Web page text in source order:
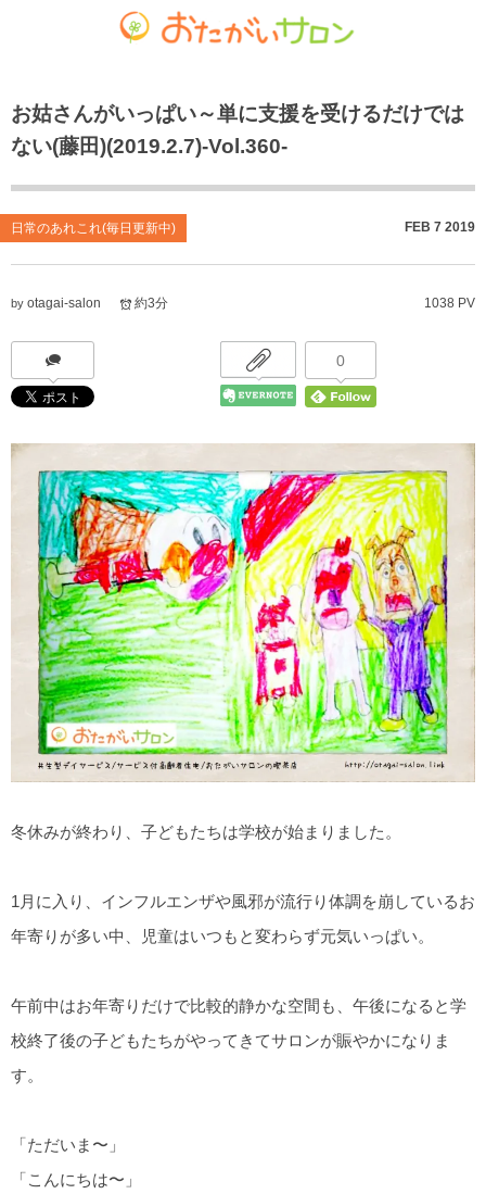
お姑さんがいっぱい～単に支援を受けるだけでは
ない(藤田)(2019.2.7)-Vol.360-
日常のあれこれ(毎日更新中) FEB 7 2019
by otagai-salon 1038 PV
約3分
0
冬休みが終わり、子どもたちは学校が始まりました。
1月に入り、インフルエンザや風邪が流行り体調を崩しているお
年寄りが多い中、児童はいつもと変わらず元気いっぱい。
午前中はお年寄りだけで比較的静かな空間も、午後になると学
校終了後の子どもたちがやってきてサロンが賑やかになりま
す。
「ただいま〜」
「こんにちは〜」
お知らせ
個人情報保護方針
共生型デイサービス おたがいサロン
居宅介護支援事業
ごちゃまぜ食堂
放課後等デイサービス